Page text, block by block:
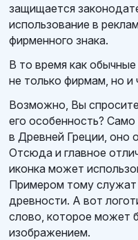
защищается
использование в
фирменного знака.
В то время как
не только фирмам, но и
Возможно, Вы
его особенность?
в Древней Греции, оно
Отсюда и главное
иконка может
Примером тому служат
древности. А вот
слово, которое может
изображением.